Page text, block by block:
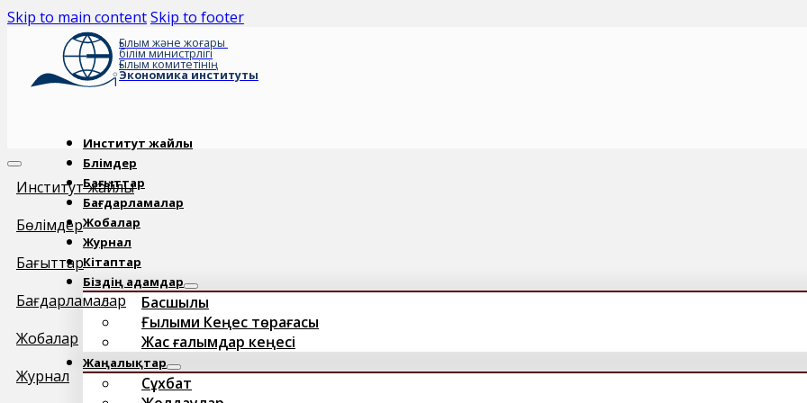
Skip to main contentSkip to footer
Ғылым және жоғары
білім министрлігі
Ғылым комитетінің
Экономика институты
Институт жайлы
Бөлімдер
Бағыттар
Бағдарламалар
Жобалар
Журнал
Кітаптар
Біздің адамдар
Басшылық
Ғылыми Кеңес төрағасы
Жас ғалымдар кеңесі
Жаңалықтар
Сұхбат
Институт жайлы
Бөлімдер
Бағыттар
Бағдарламалар
Жобалар
Журнал